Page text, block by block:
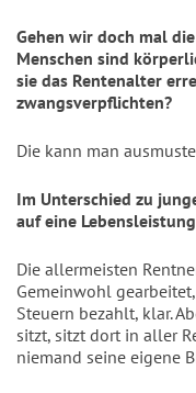
Gehen wir doch mal
Menschen sind
sie das Rentenalter
zwangsverpflichten?
Die kann man
Im Unterschied zu
auf eine
Die allermeisten
Gemeinwohl
Steuern bezahlt, klar.
sitzt, sitzt dort in aller
niemand seine eigene